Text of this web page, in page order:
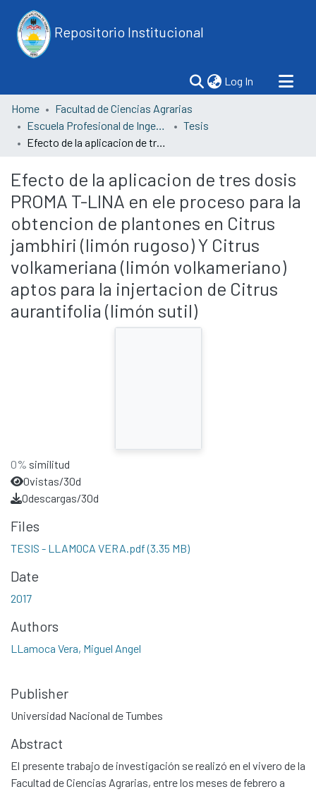
Repositorio Institucional
Log In (current)
Home
Facultad de Ciencias Agrarias
Escuela Profesional de Ingeniería Agrónoma
Tesis
Efecto de la aplicacion de tres dosis PROMA T-LINA en ele proceso para la obtencion de plantones en Citrus jambhiri (limón rugoso) Y Citrus volkameriana (limón volkameriano) aptos para la injertacion de Citrus aurantifolia (limón sutil)
Efecto de la aplicacion de tres dosis
PROMA T-LINA en ele proceso para la
obtencion de plantones en Citrus
jambhiri (limón rugoso) Y Citrus
volkameriana (limón volkameriano)
aptos para la injertacion de Citrus
aurantifolia (limón sutil)
0% similitud
0vistas/30d
0descargas/30d
Files
TESIS - LLAMOCA VERA.pdf(3.35 MB)
Date
2017
Authors
LLamoca Vera, Miguel Angel
Publisher
Universidad Nacional de Tumbes
Abstract
El presente trabajo de investigación se realizó en el vivero de la
Facultad de Ciencias Agrarias, entre los meses de febrero a